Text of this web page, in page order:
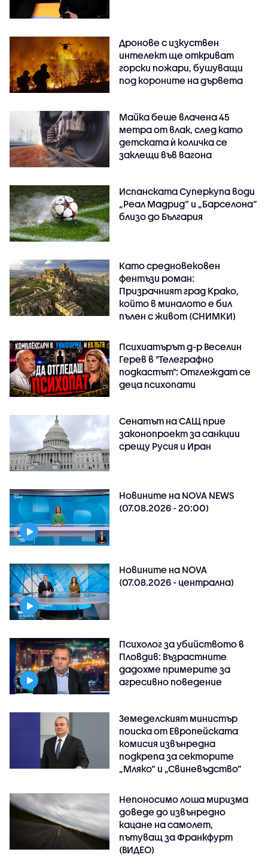
Дронове с изкуствен
интелект ще откриват
горски пожари, бушуващи
под короните на дървета
Майка беше влачена 45
метра от влак, след като
детската ѝ количка се
заклещи във вагона
Испанската Суперкупа води
„Реал Мадрид“ и „Барселона“
близо до България
Като средновековен
фентъзи роман:
Призрачният град Крако,
който в миналото е бил
пълен с живот (СНИМКИ)
Психиатърът д-р Веселин
Герев в "Телеграфно
подкастът": Отглеждат се
деца психопати
Сенатът на САЩ прие
законопроект за санкции
срещу Русия и Иран
Новините на NOVA NEWS
(07.08.2026 - 20:00)
Новините на NOVA
(07.08.2026 - централна)
Психолог за убийството в
Пловдив: Възрастните
дадохме примерите за
агресивно поведение
Земеделският министър
поиска от Европейската
комисия извънредна
подкрепа за секторите
„Мляко“ и „Свиневъдство“
Непоносимо лоша миризма
доведе до извънредно
кацане на самолет,
пътуващ за Франкфурт
(ВИДЕО)